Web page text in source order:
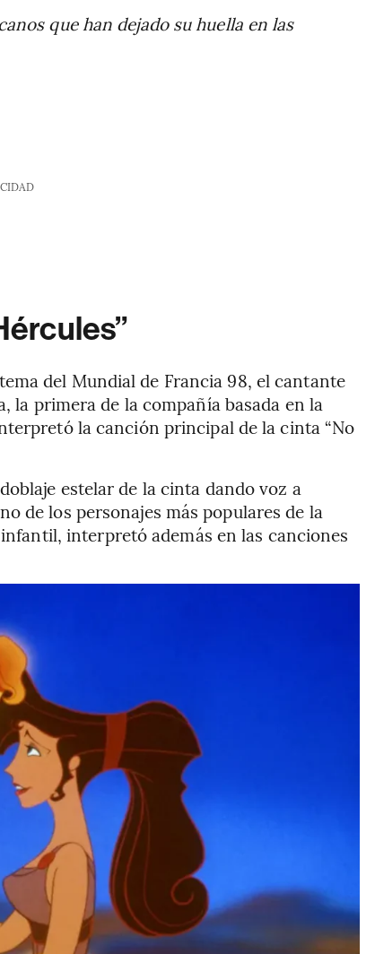
que han dejado su huella en las
del Mundial de Francia 98, el cantante
la primera de la compañía basada en la
la canción principal de la cinta “No
estelar de la cinta dando voz a
de los personajes más populares de la
interpretó además en las canciones